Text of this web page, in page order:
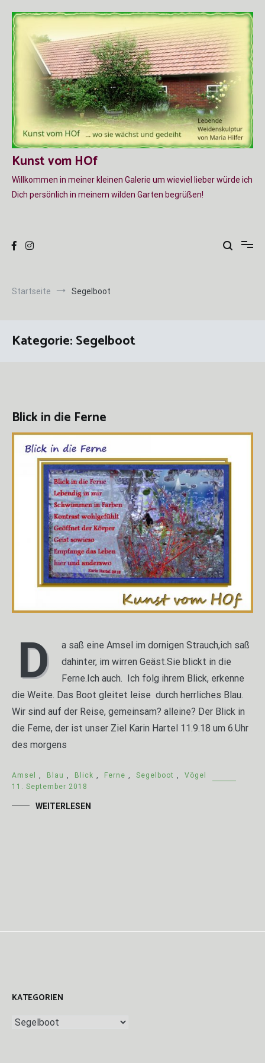
Inhalt
springen
Kunst vom HOf
Willkommen in meiner kleinen Galerie um wieviel lieber würde ich
Dich persönlich in meinem wilden Garten begrüßen!
Startseite Segelboot
Kategorie:Segelboot
Blick in die Ferne
D
a saß eine Amsel im dornigen Strauch,ich saß
dahinter, im wirren Geäst.Sie blickt in die
Ferne.Ich auch. Ich folg ihrem Blick, erkenne
die Weite. Das Boot gleitet leise durch herrliches Blau.
Wir sind auf der Reise, gemeinsam? alleine? Der Blick in
die Ferne, der ist unser Ziel Karin Hartel 11.9.18 um 6.Uhr
des morgens
Amsel , Blau , Blick , Ferne , Segelboot ,
Vögel
11. September 2018
WEITERLESEN
KATEGORIEN
Kategorien